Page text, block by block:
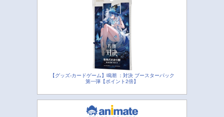
【グッズ-カードゲーム】鳴潮 ：対決 ブースターパック
第一弾【ポイント2倍】